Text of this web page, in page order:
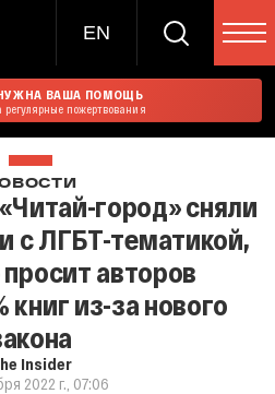
EN
ВАША ПОМОЩЬ
пожертвования
город» сняли
с ЛГБТ-тематикой,
авторов
книг из-за нового
Insider
2022 г., 07:06